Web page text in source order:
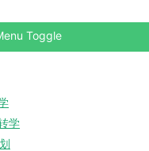
Toggle
学